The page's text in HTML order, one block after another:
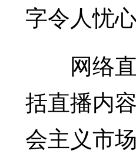
字令人忧心
网络直
括直播内
会主义市